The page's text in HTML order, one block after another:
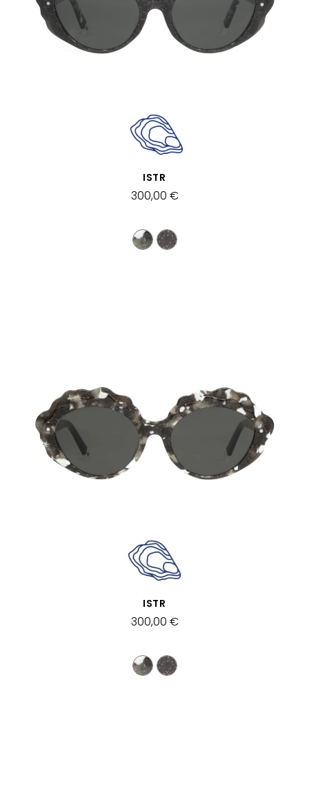
SCHNELLANSICHT
ISTR
300,00 €
SCHNELLANSICHT
ISTR
300,00 €